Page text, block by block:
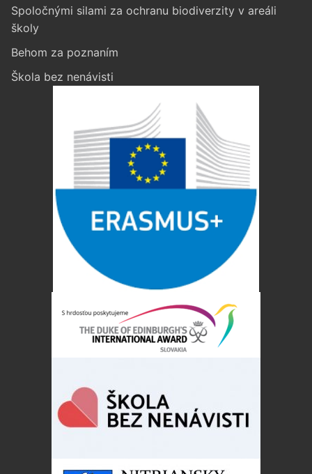
Spoločnými silami za ochranu biodiverzity v areáli
školy
Behom za poznaním
Škola bez nenávisti